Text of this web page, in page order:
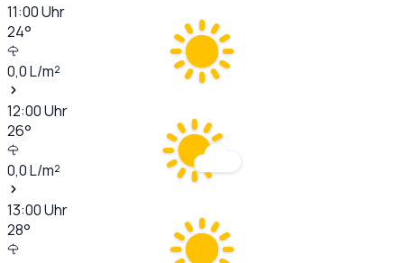
11:00Uhr
24°
0,0L/m²
12:00Uhr
26°
0,0L/m²
13:00Uhr
28°